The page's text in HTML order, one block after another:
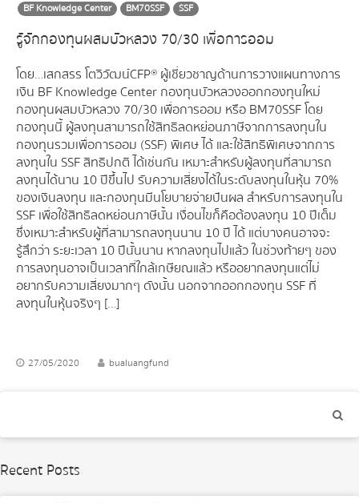
BF Knowledge Center BM70SSF SSF
รู้จักกองทุนผสมบัวหลวง 70/30 เพื่อการออม
โดย…เสกสรร โตวิวัฒน์ CFP® ผู้เชี่ยวชาญด้านการวางแผนทางการ
เงิน BF Knowledge Center กองทุนบัวหลวงออกกองทุนใหม่
กองทุนผสมบัวหลวง 70/30 เพื่อการออม หรือ BM70SSF โดย
กองทุนนี้ ผู้ลงทุนสามารถใช้สิทธิลดหย่อนภาษีจากการลงทุนใน
กองทุนรวมเพื่อการออม (SSF) พิเศษ ได้ และใช้สิทธิพิเศษจากการ
ลงทุนใน SSF สิทธิปกติ ได้เช่นกัน เหมาะสำหรับผู้ลงทุนที่สามารถ
ลงทุนได้นาน 10 ปีขึ้นไป รับความเสี่ยงได้ในระดับลงทุนในหุ้น 70%
ของเงินลงทุน และกองทุนมีนโยบายจ่ายปันผล สำหรับการลงทุนใน
SSF เพื่อใช้สิทธิลดหย่อนภาษีนั้น เงื่อนไขก็คือต้องลงทุน 10 ปีเต็ม
ซึ่งเหมาะสำหรับผู้ที่สามารถลงทุนนาน 10 ปี ได้ แต่บางคนอาจจะ
รู้สึกว่า ระยะเวลา 10 ปีนั้นนาน หากลงทุนไปแล้ว ในช่วงท้ายๆ ของ
การลงทุนอาจเป็นเวลาที่ใกล้เกษียณแล้ว หรืออยากลงทุนแต่ไม่
อยากรับความเสี่ยงมากๆ ดังนั้น นอกจากออกกองทุน SSF ที่
ลงทุนในหุ้นจริงๆ […]
27/05/2020 bualuangfund
Recent Posts